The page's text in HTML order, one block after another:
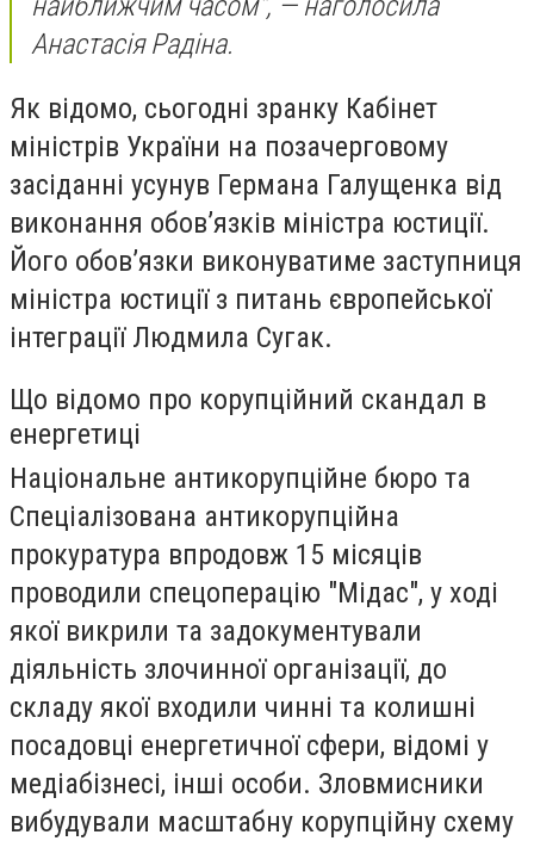
Анастасія Радіна.
Як відомо, сьогодні зранку Кабінет
міністрів України на позачерговому
засіданні усунув Германа Галущенка від
виконання обов’язків міністра юстиції.
Його обов’язки виконуватиме заступниця
міністра юстиції з питань європейської
інтеграції Людмила Сугак.
Що відомо про корупційний скандал в
енергетиці
Національне антикорупційне бюро та
Спеціалізована антикорупційна
прокуратура впродовж 15 місяців
проводили спецоперацію "Мідас", у ході
якої викрили та задокументували
діяльність злочинної організації, до
складу якої входили чинні та колишні
посадовці енергетичної сфери, відомі у
медіабізнесі, інші особи. Зловмисники
вибудували масштабну корупційну схему